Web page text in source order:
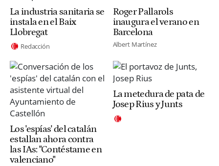
La industria sanitaria se
instala en el Baix
Llobregat
Redacción
Roger Pallarols
inaugura el verano en
Barcelona
Albert Martínez
Los 'espías' del catalán
estallan ahora contra
las IAs: "Contéstame en
valenciano"
La metedura de pata de
Josep Rius y Junts